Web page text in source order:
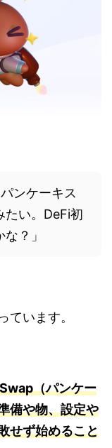
ンケーキス
たい。DeFi初
？」
ています。
（パンケー
備や物、設定や
せず始めること